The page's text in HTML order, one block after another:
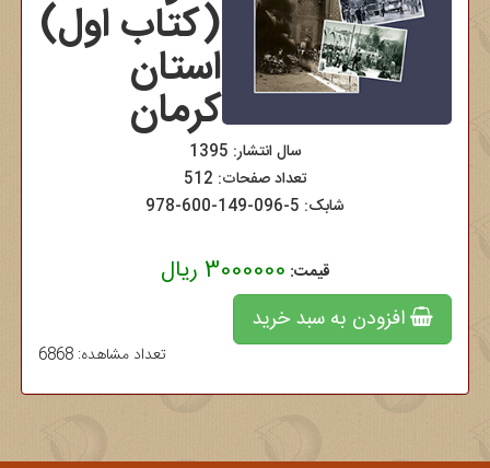
(کتاب اول)
استان
کرمان
سال انتشار: 1395
تعداد صفحات: 512
شابک: 978-600-149-096-5
قیمت: 3000000 ریال
افزودن به سبد خرید
تعداد مشاهده: 6868